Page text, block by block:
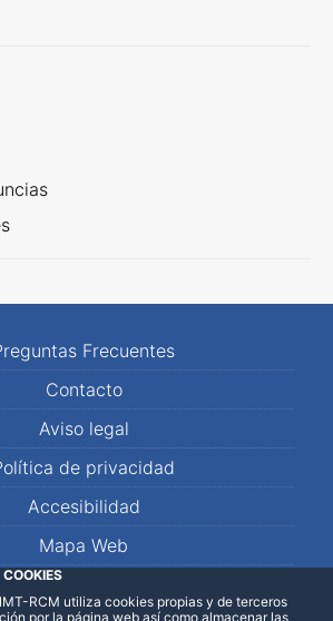
Frecuentes
Contacto
Aviso legal
de privacidad
Accesibilidad
Mapa Web
WhatsApp
RCM utiliza cookies propias y de terceros
por la página web así como almacenar las